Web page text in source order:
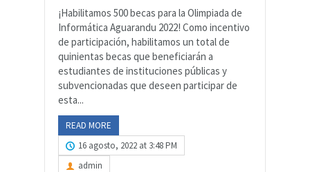
¡Habilitamos 500 becas para la Olimpiada de
Informática Aguarandu 2022! Como incentivo
de participación, habilitamos un total de
quinientas becas que beneficiarán a
estudiantes de instituciones públicas y
subvencionadas que deseen participar de
esta...
READ MORE
16 agosto, 2022 at 3:48 PM
admin